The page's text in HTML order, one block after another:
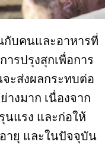
กับคนและอาหารที่
รปรุงสุกเพื่อการ
ะส่งผลกระทบต่อ
างมาก เนื่องจาก
นแรง และก่อให้
ายุ และในปัจจุบัน